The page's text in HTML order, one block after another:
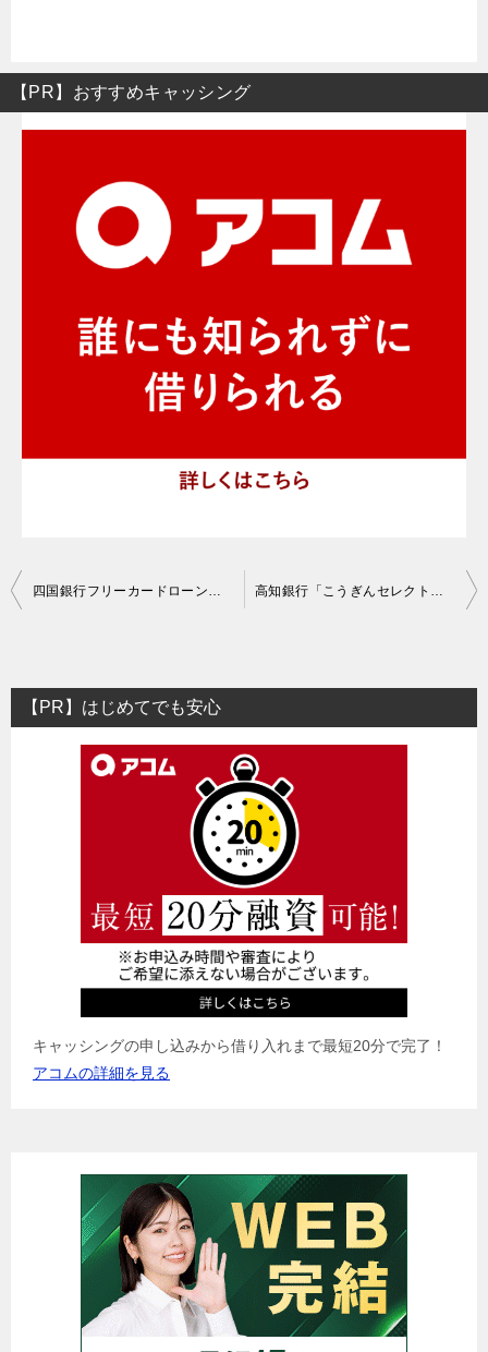
【PR】おすすめキャッシング
投
ビ
ゲ
四国銀行フリーカードローンの口コミ評判・審査基準 高知銀行「こうぎんセレクトローンZEYO」の口コミ評判・審査基準
【PR】はじめてでも安心
キャッシングの申し込みから借り入れまで最短20分で完了！
アコムの詳細を見る